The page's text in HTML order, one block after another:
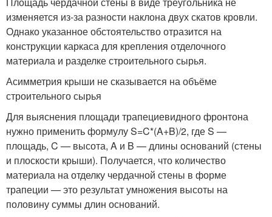
изменяется из-за разности наклона двух скатов кровли.
Однако указанное обстоятельство отразится на
конструкции каркаса для крепления отделочного
материала и разделке строительного сырья.
Асимметрия крыши не сказывается на объёме
строительного сырья
Для выяснения площади трапециевидного фронтона
нужно применить формулу S=C*(A+B)/2, где S —
площадь, C — высота, A и B — длины оснований (стены
и плоскости крыши). Получается, что количество
материала на отделку чердачной стены в форме
трапеции — это результат умножения высоты на
половину суммы длин оснований.